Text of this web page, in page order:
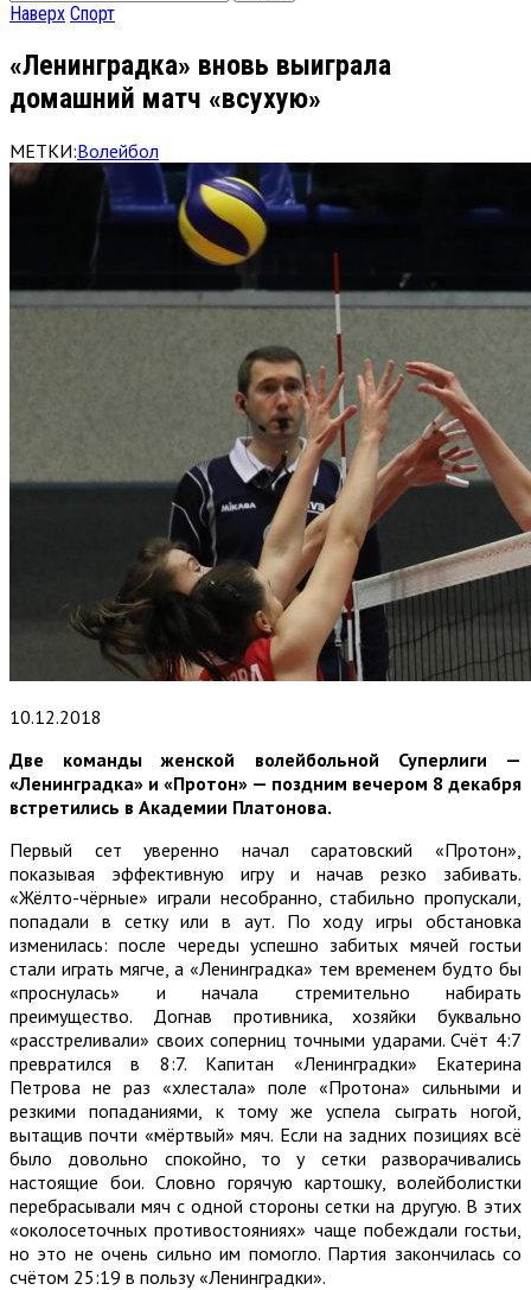
Наверх Спорт
«Ленинградка» вновь выиграла
домашний матч «всухую»
МЕТКИ:Волейбол
10.12.2018
Две команды женской волейбольной Суперлиги —
«Ленинградка» и «Протон» — поздним вечером 8 декабря
встретились в Академии Платонова.
Первый сет уверенно начал саратовский «Протон»,
показывая эффективную игру и начав резко забивать.
«Жёлто-чёрные» играли несобранно, стабильно пропускали,
попадали в сетку или в аут. По ходу игры обстановка
изменилась: после череды успешно забитых мячей гостьи
стали играть мягче, а «Ленинградка» тем временем будто бы
«проснулась» и начала стремительно набирать
преимущество. Догнав противника, хозяйки буквально
«расстреливали» своих соперниц точными ударами. Счёт 4:7
превратился в 8:7. Капитан «Ленинградки» Екатерина
Петрова не раз «хлестала» поле «Протона» сильными и
резкими попаданиями, к тому же успела сыграть ногой,
вытащив почти «мёртвый» мяч. Если на задних позициях всё
было довольно спокойно, то у сетки разворачивались
настоящие бои. Словно горячую картошку, волейболистки
перебрасывали мяч с одной стороны сетки на другую. В этих
«околосеточных противостояниях» чаще побеждали гостьи,
но это не очень сильно им помогло. Партия закончилась со
счётом 25:19 в пользу «Ленинградки».